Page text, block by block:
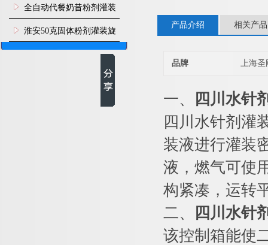
机
全自动代餐奶昔粉剂灌装
生产线
淮安50克固体粉剂灌装旋
盖机
产品介绍 相关产品
品牌 上海圣
一、
四川水针
四川水针剂灌
装液进行灌装
液，燃气可使
构紧凑，运转
二、
四川水针
该控制箱能使